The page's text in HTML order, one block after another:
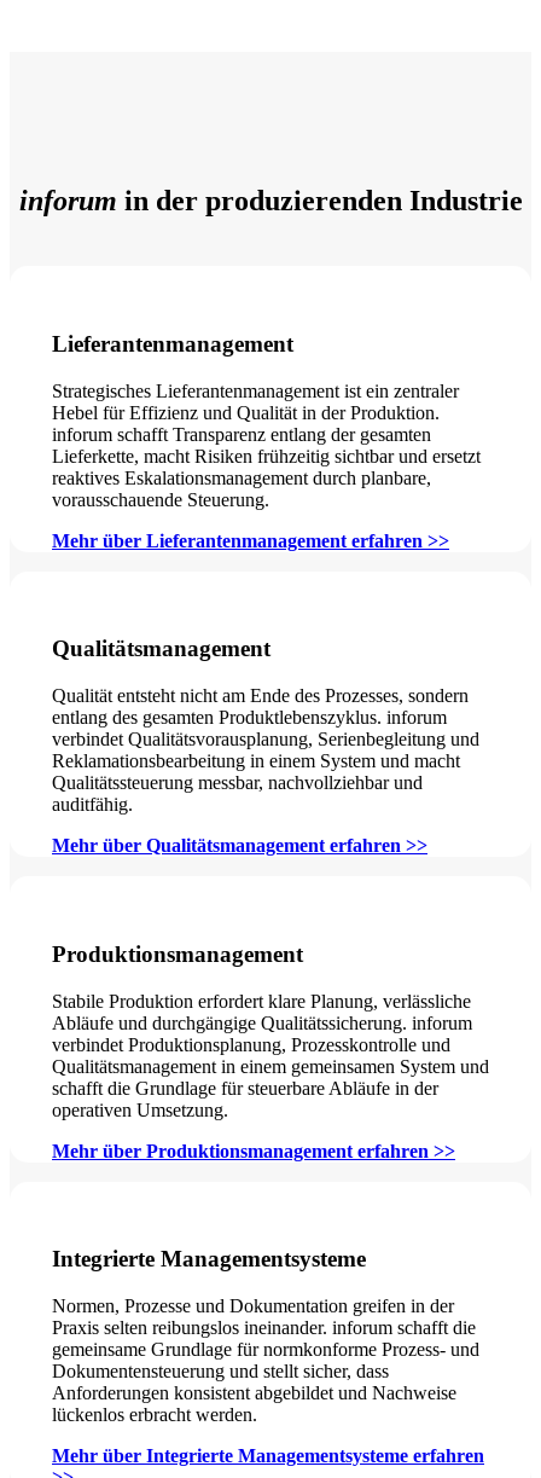
inforum in der produzierenden Industrie
Lieferantenmanagement
Strategisches Lieferantenmanagement ist ein zentraler
Hebel für Effizienz und Qualität in der Produktion.
inforum schafft Transparenz entlang der gesamten
Lieferkette, macht Risiken frühzeitig sichtbar und ersetzt
reaktives Eskalationsmanagement durch planbare,
vorausschauende Steuerung.
Mehr über Lieferantenmanagement erfahren >>
Qualitätsmanagement
Qualität entsteht nicht am Ende des Prozesses, sondern
entlang des gesamten Produktlebenszyklus. inforum
verbindet Qualitätsvorausplanung, Serienbegleitung und
Reklamationsbearbeitung in einem System und macht
Qualitätssteuerung messbar, nachvollziehbar und
auditfähig.
Mehr über Qualitätsmanagement erfahren >>
Produktionsmanagement
Stabile Produktion erfordert klare Planung, verlässliche
Abläufe und durchgängige Qualitätssicherung. inforum
verbindet Produktionsplanung, Prozesskontrolle und
Qualitätsmanagement in einem gemeinsamen System und
schafft die Grundlage für steuerbare Abläufe in der
operativen Umsetzung.
Mehr über Produktionsmanagement erfahren >>
Integrierte Managementsysteme
Normen, Prozesse und Dokumentation greifen in der
Praxis selten reibungslos ineinander. inforum schafft die
gemeinsame Grundlage für normkonforme Prozess- und
Dokumentensteuerung und stellt sicher, dass
Anforderungen konsistent abgebildet und Nachweise
lückenlos erbracht werden.
Mehr über Integrierte Managementsysteme erfahren